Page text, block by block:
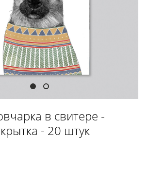
в свитере -
- 20 штук